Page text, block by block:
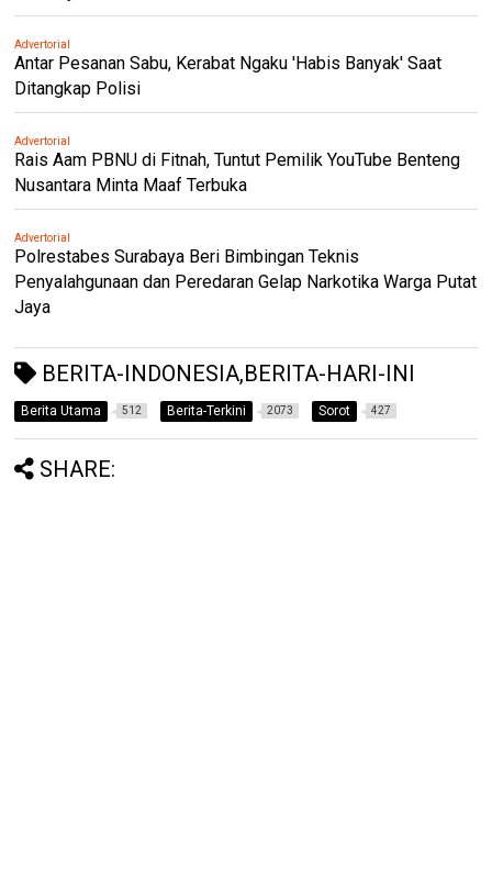
Advertorial
Antar Pesanan Sabu, Kerabat Ngaku 'Habis Banyak' Saat
Ditangkap Polisi
Advertorial
Rais Aam PBNU di Fitnah, Tuntut Pemilik YouTube Benteng
Nusantara Minta Maaf Terbuka
Advertorial
Polrestabes Surabaya Beri Bimbingan Teknis
Penyalahgunaan dan Peredaran Gelap Narkotika Warga Putat
Jaya
BERITA-INDONESIA,BERITA-HARI-INI
Berita Utama 512 Berita-Terkini 2073 Sorot 427
SHARE: